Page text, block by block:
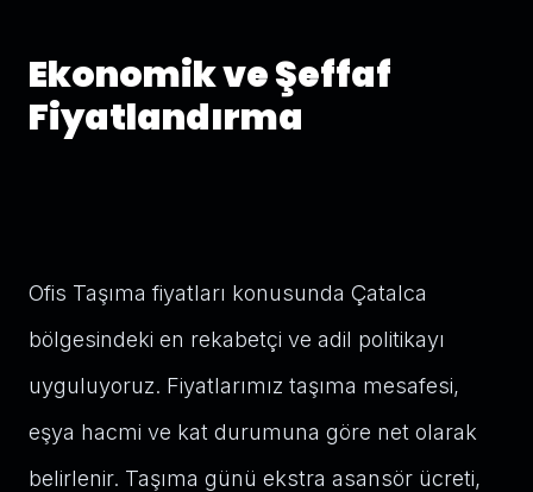
Ekonomik ve Şeffaf
Fiyatlandırma
Ofis Taşıma fiyatları konusunda Çatalca
bölgesindeki en rekabetçi ve adil politikayı
uyguluyoruz. Fiyatlarımız taşıma mesafesi,
eşya hacmi ve kat durumuna göre net olarak
belirlenir. Taşıma günü ekstra asansör ücreti,